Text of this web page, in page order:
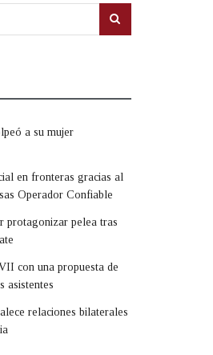
a su mujer
en fronteras gracias al
Operador Confiable
protagonizar pelea tras
con una propuesta de
asistentes
relaciones bilaterales